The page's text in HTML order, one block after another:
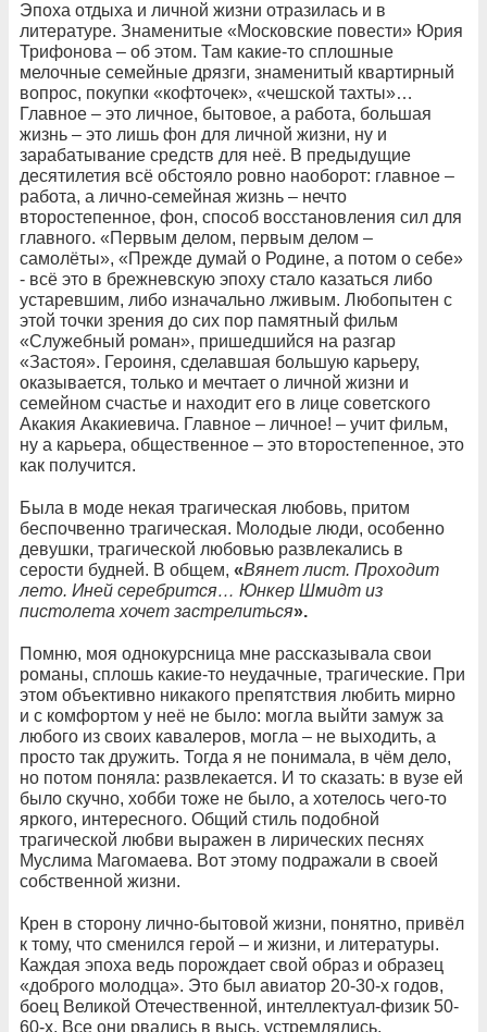
Эпоха отдыха и личной жизни отразилась и в
литературе. Знаменитые «Московские повести» Юрия
Трифонова – об этом. Там какие-то сплошные
мелочные семейные дрязги, знаменитый квартирный
вопрос, покупки «кофточек», «чешской тахты»…
Главное – это личное, бытовое, а работа, большая
жизнь – это лишь фон для личной жизни, ну и
зарабатывание средств для неё. В предыдущие
десятилетия всё обстояло ровно наоборот: главное –
работа, а лично-семейная жизнь – нечто
второстепенное, фон, способ восстановления сил для
главного. «Первым делом, первым делом –
самолёты», «Прежде думай о Родине, а потом о себе»
- всё это в брежневскую эпоху стало казаться либо
устаревшим, либо изначально лживым. Любопытен с
этой точки зрения до сих пор памятный фильм
«Служебный роман», пришедшийся на разгар
«Застоя». Героиня, сделавшая большую карьеру,
оказывается, только и мечтает о личной жизни и
семейном счастье и находит его в лице советского
Акакия Акакиевича. Главное – личное! – учит фильм,
ну а карьера, общественное – это второстепенное, это
как получится.
Была в моде некая трагическая любовь, притом
беспочвенно трагическая. Молодые люди, особенно
девушки, трагической любовью развлекались в
серости будней. В общем, «Вянет лист. Проходит
лето. Иней серебрится… Юнкер Шмидт из
пистолета хочет застрелиться».
Помню, моя однокурсница мне рассказывала свои
романы, сплошь какие-то неудачные, трагические. При
этом объективно никакого препятствия любить мирно
и с комфортом у неё не было: могла выйти замуж за
любого из своих кавалеров, могла – не выходить, а
просто так дружить. Тогда я не понимала, в чём дело,
но потом поняла: развлекается. И то сказать: в вузе ей
было скучно, хобби тоже не было, а хотелось чего-то
яркого, интересного. Общий стиль подобной
трагической любви выражен в лирических песнях
Муслима Магомаева. Вот этому подражали в своей
собственной жизни.
Крен в сторону лично-бытовой жизни, понятно, привёл
к тому, что сменился герой – и жизни, и литературы.
Каждая эпоха ведь порождает свой образ и образец
«доброго молодца». Это был авиатор 20-30-х годов,
боец Великой Отечественной, интеллектуал-физик 50-
60-х. Все они рвались в высь, устремлялись,